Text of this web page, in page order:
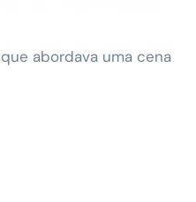
abordava uma cena